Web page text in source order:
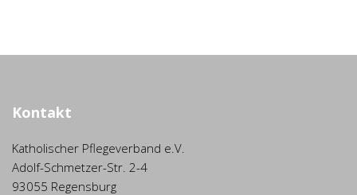
Kontakt
Katholischer Pflegeverband e.V.
Adolf-Schmetzer-Str. 2-4
93055 Regensburg